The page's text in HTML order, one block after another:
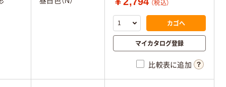
（税込）
カゴへ
マイカタログ登録
比較表に追加